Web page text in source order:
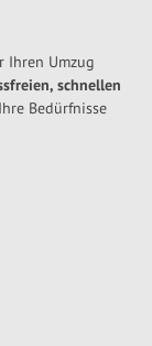
Ihren Umzug
schnellen
Bedürfnisse